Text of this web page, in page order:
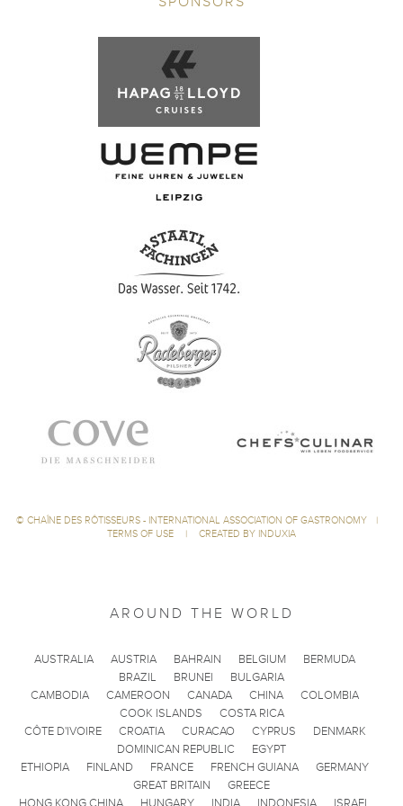
© CHAÎNE DES RÔTISSEURS - INTERNATIONAL ASSOCIATION OF GASTRONOMY
|
TERMS OF USE
| CREATED BY INDUXIA
AROUND THE WORLD
AUSTRALIA AUSTRIA BAHRAIN BELGIUM
BERMUDA
BRAZIL
BRUNEI
BULGARIA
CAMBODIA
CAMEROON CANADA CHINA
COLOMBIA
COOK ISLANDS
COSTA RICA
CÔTE D'IVOIRE
CROATIA CURACAO CYPRUS
DENMARK
DOMINICAN REPUBLIC
EGYPT
ETHIOPIA
FINLAND FRANCE FRENCH GUIANA
GERMANY
GREAT BRITAIN
GREECE